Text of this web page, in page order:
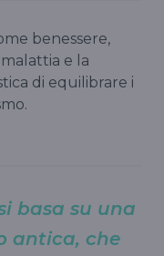
benessere,
e la
di equilibrare i
basa su una
antica, che